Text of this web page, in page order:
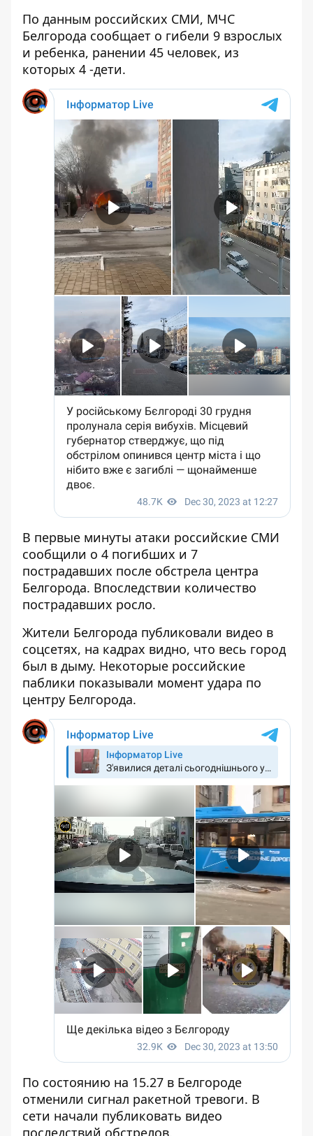
По данным российских СМИ, МЧС
Белгорода сообщает о гибели 9 взрослых
и ребенка, ранении 45 человек, из
которых 4 -дети.
В первые минуты атаки российские СМИ
сообщили о 4 погибших и 7
пострадавших после обстрела центра
Белгорода. Впоследствии количество
пострадавших росло.
Жители Белгорода публиковали видео в
соцсетях, на кадрах видно, что весь город
был в дыму. Некоторые российские
паблики показывали момент удара по
центру Белгорода.
По состоянию на 15.27 в Белгороде
отменили сигнал ракетной тревоги. В
сети начали публиковать видео
последствий обстрелов.